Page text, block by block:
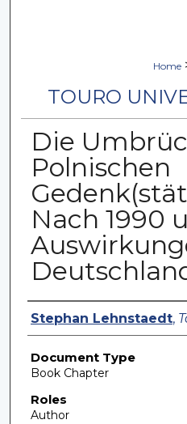
Home
TOURO
Die
Polnischen
Nach 1990
Authors
Stephan Lehnstaedt,
Document Type
Book Chapter
Roles
Author